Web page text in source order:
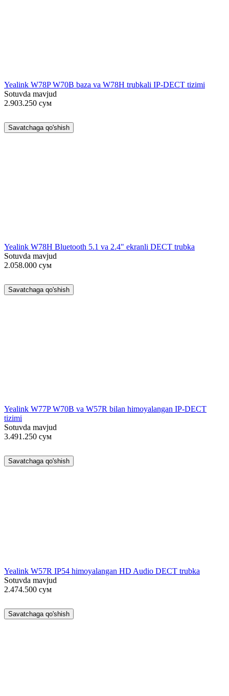
Yealink W78P W70B baza va W78H trubkali IP-DECT tizimi
Sotuvda mavjud
2.903.250 сум
Savatchaga qo'shish
Yealink W78H Bluetooth 5.1 va 2.4" ekranli DECT trubka
Sotuvda mavjud
2.058.000 сум
Savatchaga qo'shish
Yealink W77P W70B va W57R bilan himoyalangan IP-DECT
tizimi
Sotuvda mavjud
3.491.250 сум
Savatchaga qo'shish
Yealink W57R IP54 himoyalangan HD Audio DECT trubka
Sotuvda mavjud
2.474.500 сум
Savatchaga qo'shish